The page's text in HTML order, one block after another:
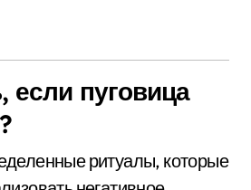
если пуговица
ритуалы, которые